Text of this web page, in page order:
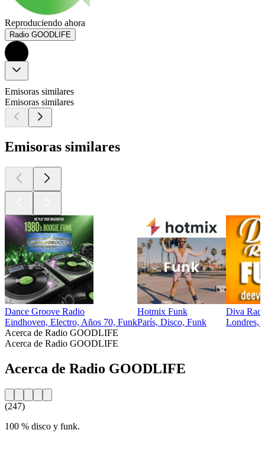
Reproduciendo ahora
Radio GOODLIFE
Emisoras similares
Emisoras similares
Emisoras similares
Dance Groove Radio
Eindhoven, Electro, Años 70, Funk
Hotmix Funk
París, Disco, Funk
Diva
Londres,
Acerca de Radio GOODLIFE
Acerca de Radio GOODLIFE
Acerca de Radio GOODLIFE
(247)
100 % disco y funk.